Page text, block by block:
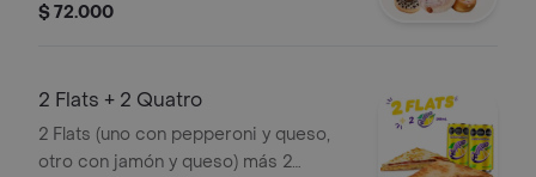
$ 72.000
2 Flats + 2 Quatro
2 Flats (uno con pepperoni y queso,
otro con jamón y queso) más 2